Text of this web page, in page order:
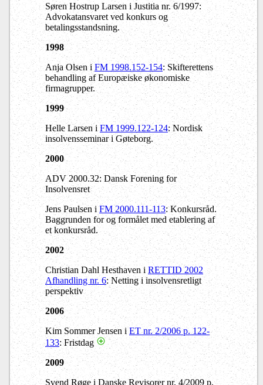
Søren Hostrup Larsen i Justitia nr. 6/1997:
Advokatansvaret ved konkurs og
betalingsstandsning.
1998
Anja Olsen iFM 1998.152-154: Skifterettens
behandling af Europæiske økonomiske
firmagrupper.
1999
Helle Larsen iFM 1999.122-124: Nordisk
insolvensseminar i Gøteborg.
2000
ADV 2000.32: Dansk Forening for
Insolvensret
Jens Paulsen iFM 2000.111-113: Konkursråd.
Baggrunden for og formålet med etablering af
et konkursråd.
2002
Christian Dahl Hesthaven i RETTID 2002
Afhandling nr. 6: Netting i insolvensretligt
perspektiv
2006
Kim Sommer Jensen iET nr. 2/2006 p. 122-
133: Fristdag
2009
Svend Røge i Danske Revisorer nr. 4/2009 p.